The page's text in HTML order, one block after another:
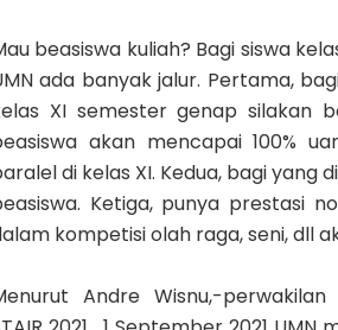
beasiswa kuliah? Bagi siswa
ada banyak jalur. Pertama,
XI semester genap silakan
akan mencapai 100%
di kelas XI. Kedua, bagi yang
Ketiga, punya prestasi
kompetisi olah raga, seni, dll
Andre Wisnu,-